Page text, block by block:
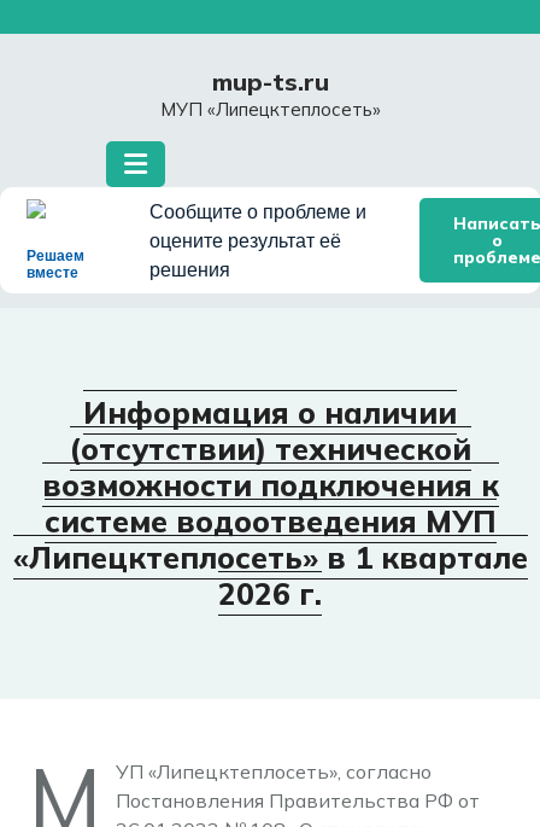
mup-ts.ru
МУП «Липецктеплосеть»
Решаем
вместе
Сообщите о проблеме и
оцените результат её
решения
Написать
о
проблеме
Информация о наличии
(отсутствии) технической
возможности подключения к
системе водоотведения МУП
«Липецктеплосеть» в 1 квартале
2026 г.
М
УП «Липецктеплосеть», согласно
Постановления Правительства РФ от